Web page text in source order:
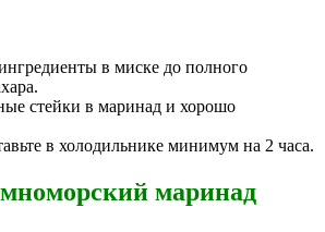
в миске до полного
стейки в маринад и хорошо
в холодильнике минимум на 2 часа.
маринад